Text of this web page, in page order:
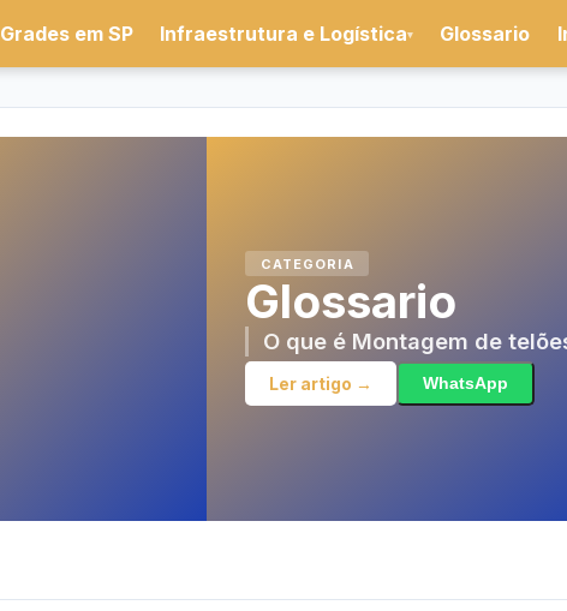
Grades em SP Infraestrutura e Logística▾ Glossario
CATEGORIA
Glossario
O que é Montagem de
Ler artigo → WhatsApp